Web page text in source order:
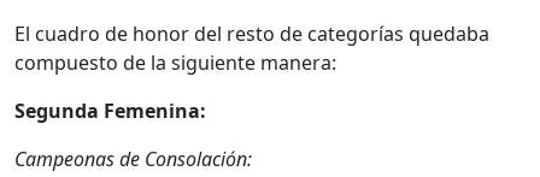
El cuadro de honor del resto de categorías quedaba
compuesto de la siguiente manera:
Segunda Femenina:
Campeonas de Consolación: